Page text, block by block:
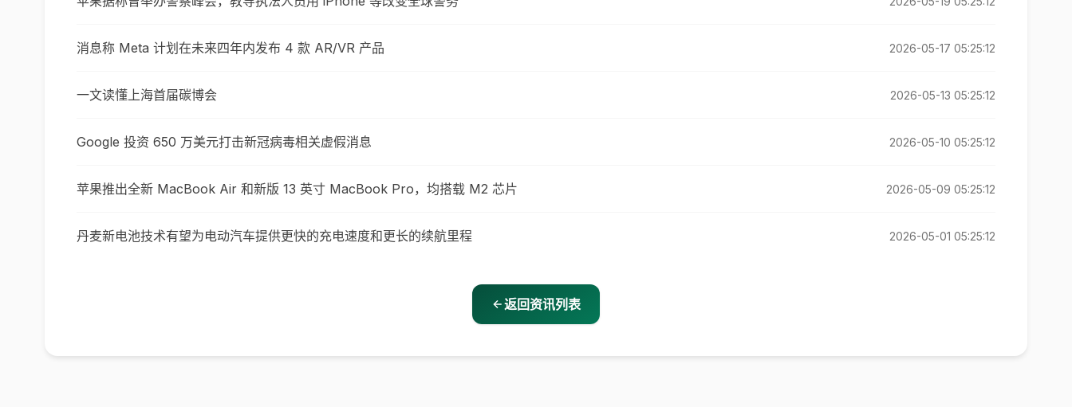
消息称 Meta 计划在未来四年内发布 4 款 AR/VR 产品 2026-05-17 05:25:12
一文读懂上海首届碳博会 2026-05-13 05:25:12
Google 投资 650 万美元打击新冠病毒相关虚假消息 2026-05-10 05:25:12
苹果推出全新 MacBook Air 和新版 13 英寸 MacBook Pro，均搭载 M2 芯片 2026-05-09 05:25:12
丹麦新电池技术有望为电动汽车提供更快的充电速度和更长的续航里程 2026-05-01 05:25:12
返回资讯列表